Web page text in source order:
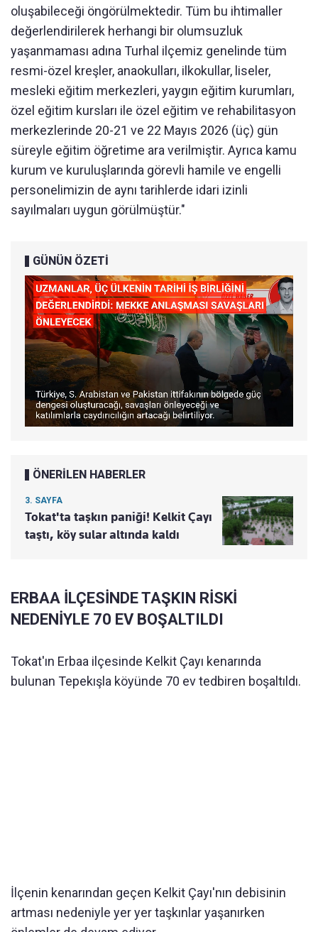
oluşabileceği öngörülmektedir. Tüm bu ihtimaller
değerlendirilerek herhangi bir olumsuzluk
yaşanmaması adına Turhal ilçemiz genelinde tüm
resmi-özel kreşler, anaokulları, ilkokullar, liseler,
mesleki eğitim merkezleri, yaygın eğitim kurumları,
özel eğitim kursları ile özel eğitim ve rehabilitasyon
merkezlerinde 20-21 ve 22 Mayıs 2026 (üç) gün
süreyle eğitim öğretime ara verilmiştir. Ayrıca kamu
kurum ve kuruluşlarında görevli hamile ve engelli
personelimizin de aynı tarihlerde idari izinli
sayılmaları uygun görülmüştür."
GÜNÜN ÖZETİ
ÖNERİLEN HABERLER
3. SAYFA
Tokat'ta taşkın paniği! Kelkit Çayı
taştı, köy sular altında kaldı
ERBAA İLÇESİNDE TAŞKIN RİSKİ
NEDENİYLE 70 EV BOŞALTILDI
Tokat'ın Erbaa ilçesinde Kelkit Çayı kenarında
bulunan Tepekışla köyünde 70 ev tedbiren boşaltıldı.
İlçenin kenarından geçen Kelkit Çayı'nın debisinin
artması nedeniyle yer yer taşkınlar yaşanırken